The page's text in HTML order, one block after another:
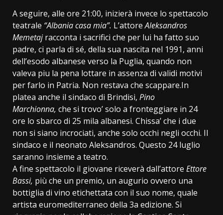
A seguire, alle ore 21:00, inizierà invece lo spettacolo
teatrale “Albania casa mia”. L’attoreAleksandros
Memetajracconta i sacrifici che per lui ha fatto suo
padre, ci parla di sé, della sua nascita nel 1991, anni
dell’esodo albanese verso la Puglia, quando non
valeva piu la pena lottare in assenza di validi motivi
per farlo in Patria. Non restava che scappare.In
platea anche il sindaco di Brindisi, Pino
Marchionna, che si trovo’ solo a fronteggiare in 24
ore lo sbarco di 25 mila albanesi. Chissa’ che i due
non si siano incrociati, anche solo occhi negli occhi. Il
sindaco e il neonato Aleksandros. Questo 24 luglio
saranno insieme a teatro.
A fine spettacolo il giovane riceverà dall’attore Ettore
Bassi, più che un premio, un augurio ovvero una
bottiglia di vino etichettata con il suo nome, quale
artista euromediterraneo della 3a edizione. Si